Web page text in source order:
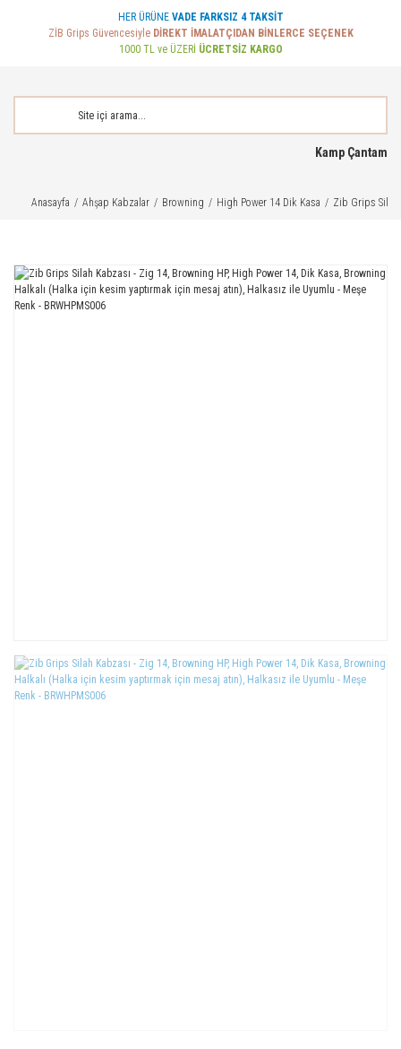
HER ÜRÜNE VADE FARKSIZ 4 TAKSİT
ZİB Grips Güvencesiyle DİREKT İMALATÇIDAN BİNLERCE SEÇENEK
1000 TL ve ÜZERİ ÜCRETSİZ KARGO
Kamp Çantam
Anasayfa Ahşap Kabzalar Browning High Power 14 Dik Kasa Zib Grips Silah